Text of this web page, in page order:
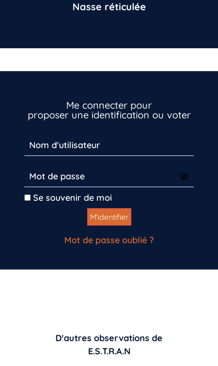
Nasse réticulée
Me connecter pour
proposer une identification ou voter
Se souvenir de moi
Mot de passe oublié ?
D'autres observations de
E.S.T.R.A.N